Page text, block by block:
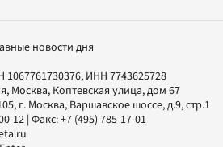
новости дня
1067761730376, ИНН 7743625728
Москва, Коптевская улица, дом 67
, г. Москва, Варшавское шоссе, д.9, стр.1
12 | Факс:+7 (495) 785-17-01